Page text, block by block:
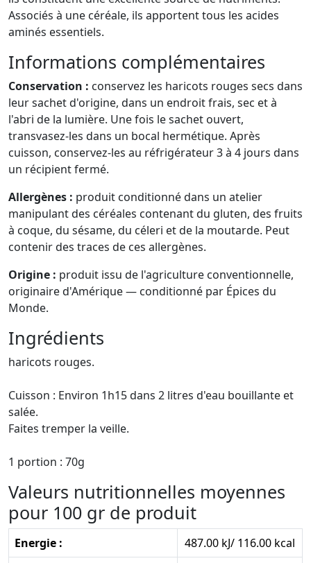
Associés à une céréale, ils apportent tous les acides
aminés essentiels.
Informations complémentaires
Conservation : conservez les haricots rouges secs dans
leur sachet d'origine, dans un endroit frais, sec et à
l'abri de la lumière. Une fois le sachet ouvert,
transvasez-les dans un bocal hermétique. Après
cuisson, conservez-les au réfrigérateur 3 à 4 jours dans
un récipient fermé.
Allergènes : produit conditionné dans un atelier
manipulant des céréales contenant du gluten, des fruits
à coque, du sésame, du céleri et de la moutarde. Peut
contenir des traces de ces allergènes.
Origine : produit issu de l'agriculture conventionnelle,
originaire d'Amérique — conditionné par Épices du
Monde.
Ingrédients
haricots rouges.
Cuisson : Environ 1h15 dans 2 litres d'eau bouillante et
salée.
Faites tremper la veille.
1 portion : 70g
Valeurs nutritionnelles moyennes
pour 100 gr de produit
Energie :
487.00 kJ/ 116.00 kcal